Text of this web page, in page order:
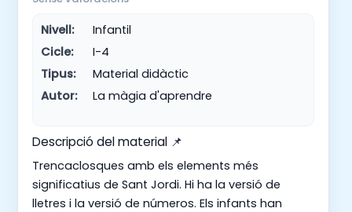
Nivell:
Infantil
Cicle:
I-4
Tipus:
Material didàctic
Autor:
La màgia d'aprendre
Descripció del material 📌
Trencaclosques amb els elements més
significatius de Sant Jordi. Hi ha la versió de
lletres i la versió de números. Els infants han